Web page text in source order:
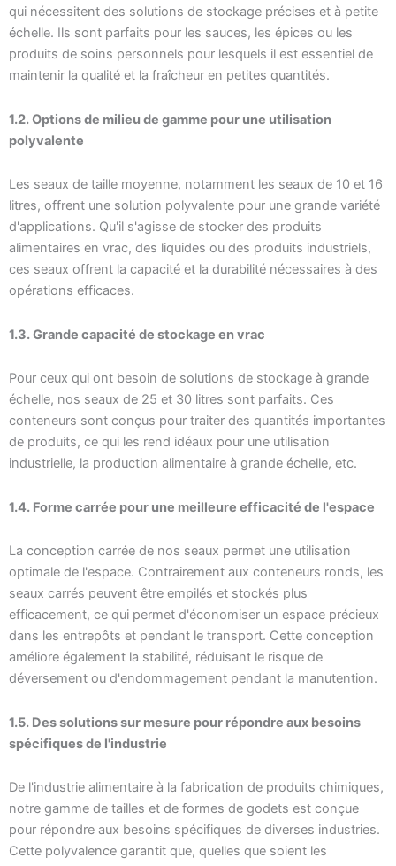
qui nécessitent des solutions de stockage précises et à petite
échelle. Ils sont parfaits pour les sauces, les épices ou les
produits de soins personnels pour lesquels il est essentiel de
maintenir la qualité et la fraîcheur en petites quantités.
1.2. Options de milieu de gamme pour une utilisation
polyvalente
Les seaux de taille moyenne, notamment les seaux de 10 et 16
litres, offrent une solution polyvalente pour une grande variété
d'applications. Qu'il s'agisse de stocker des produits
alimentaires en vrac, des liquides ou des produits industriels,
ces seaux offrent la capacité et la durabilité nécessaires à des
opérations efficaces.
1.3. Grande capacité de stockage en vrac
Pour ceux qui ont besoin de solutions de stockage à grande
échelle, nos seaux de 25 et 30 litres sont parfaits. Ces
conteneurs sont conçus pour traiter des quantités importantes
de produits, ce qui les rend idéaux pour une utilisation
industrielle, la production alimentaire à grande échelle, etc.
1.4. Forme carrée pour une meilleure efficacité de l'espace
La conception carrée de nos seaux permet une utilisation
optimale de l'espace. Contrairement aux conteneurs ronds, les
seaux carrés peuvent être empilés et stockés plus
efficacement, ce qui permet d'économiser un espace précieux
dans les entrepôts et pendant le transport. Cette conception
améliore également la stabilité, réduisant le risque de
déversement ou d'endommagement pendant la manutention.
1.5. Des solutions sur mesure pour répondre aux besoins
spécifiques de l'industrie
De l'industrie alimentaire à la fabrication de produits chimiques,
notre gamme de tailles et de formes de godets est conçue
pour répondre aux besoins spécifiques de diverses industries.
Cette polyvalence garantit que, quelles que soient les